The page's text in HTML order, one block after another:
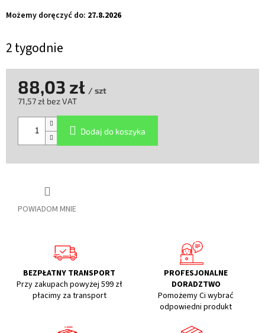
2 tygodnie
Możemy doręczyć do: 27.8.2026
POWIADOM MNIE
88,03 zł / szt
71,57 zł bez VAT
jednostkowa:
Dodaj do koszyka
BEZPŁATNY TRANSPORT
Przy zakupach powyżej 599 zł
płacimy za transport
PROFESJONALNE
DORADZTWO
Pomożemy Ci wybrać
odpowiedni produkt